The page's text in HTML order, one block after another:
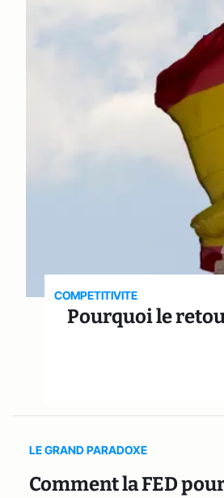
COMPETITIVITE
Pourquoi le
LE GRAND PARADOXE
Comment la FED